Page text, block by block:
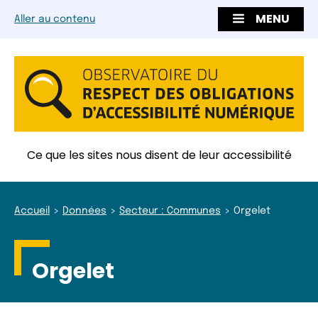
Aller au contenu MENU
Ce que les sites nous disent de leur accessibilité
Accueil Données Secteur : Communes Orgelet
Orgelet